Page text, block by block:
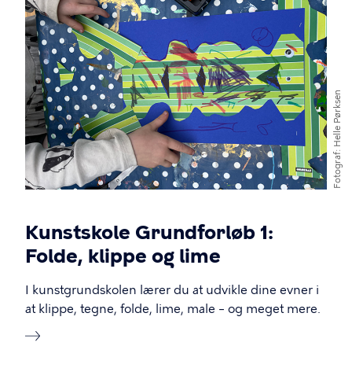
Fotograf
Helle Pørksen
Kunstskole Grundforløb 1:
Folde, klippe og lime
I kunstgrundskolen lærer du at udvikle dine evner i
at klippe, tegne, folde, lime, male – og meget mere.